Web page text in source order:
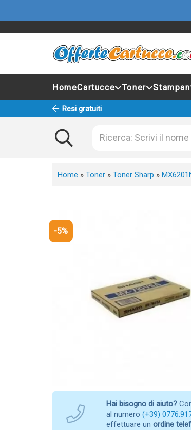
HomeCartucce Toner
Resi gratuiti
Home » Toner » Toner Sharp »
-5%
Hai bisogno di aiuto?
al numero (+39)
effettuare un ordine